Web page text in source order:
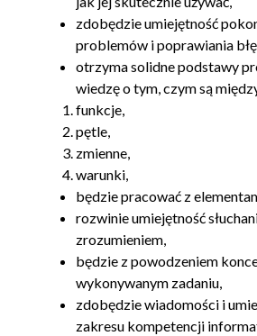
1.21. Funkcja Inspect Item
1.22. Pętla for
1.23. Funkcja Drop Items i Take
1.24. Funkcja Compare i Funkcja
Random Boolean
zdobędzie umiejętność
problemów i poprawiania
otrzyma solidne podstawy
wiedzę o tym, czym są
funkcje,
pętle,
zmienne,
warunki,
będzie pracować z
rozwinie umiejętność
zrozumieniem,
będzie z powodzeniem
wykonywanym zadaniu,
zdobędzie wiadomości i
zakresu kompetencji